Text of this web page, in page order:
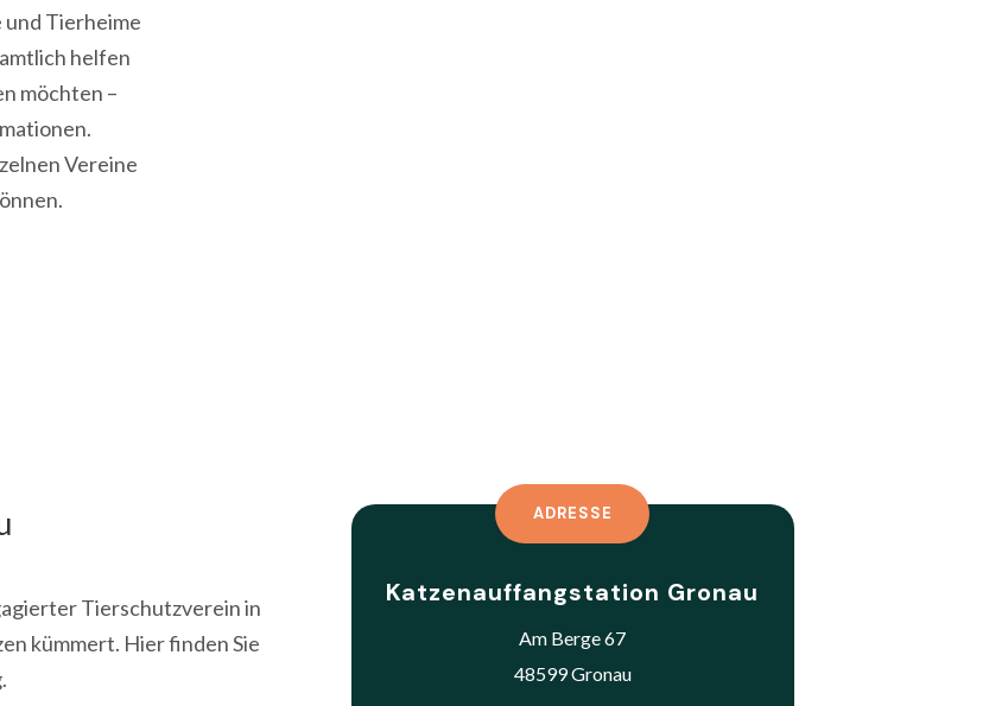
Tierheime
helfen
möchten –
Vereine
Tierschutzverein in
kümmert. Hier finden Sie
ADRESSE
Katzenauffangstation Gronau
Am Berge 67
48599 Gronau